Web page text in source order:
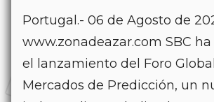
Portugal.- 06 de Agosto de
www.zonadeazar.com SBC
el lanzamiento del Foro
Mercados de Predicción, un